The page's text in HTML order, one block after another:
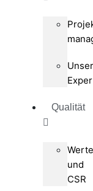
Qualität
Werte
und
CSR